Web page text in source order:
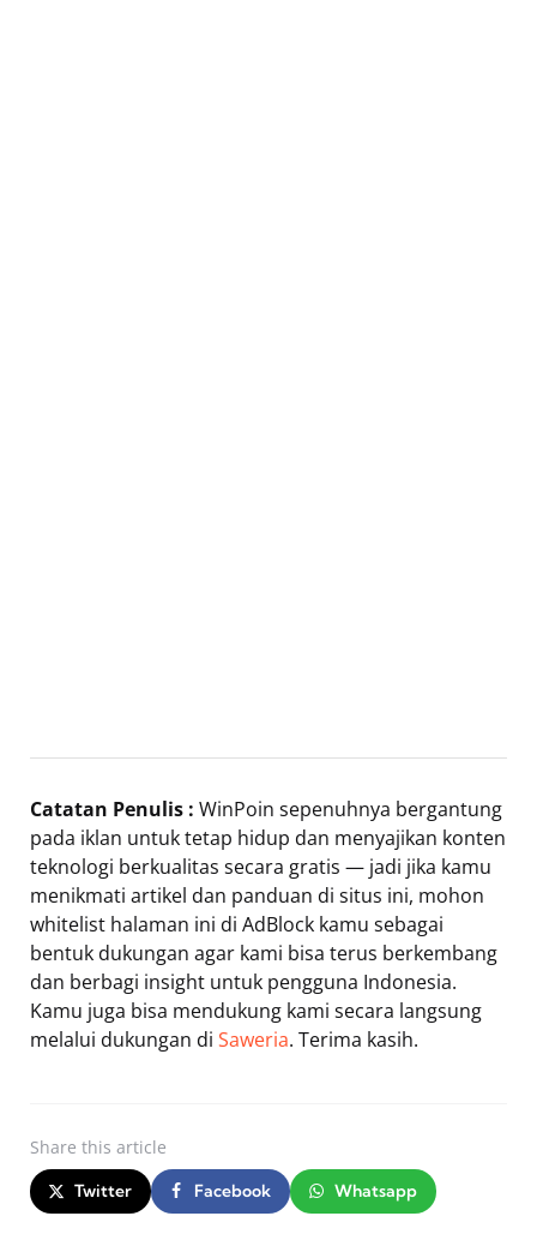
Catatan Penulis : WinPoin sepenuhnya bergantung
pada iklan untuk tetap hidup dan menyajikan konten
teknologi berkualitas secara gratis — jadi jika kamu
menikmati artikel dan panduan di situs ini, mohon
whitelist halaman ini di AdBlock kamu sebagai
bentuk dukungan agar kami bisa terus berkembang
dan berbagi insight untuk pengguna Indonesia.
Kamu juga bisa mendukung kami secara langsung
melalui dukungan di Saweria. Terima kasih.
Share this article
Twitter Facebook Whatsapp